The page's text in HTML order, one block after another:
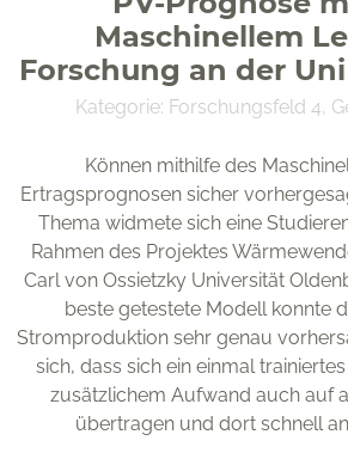
OFFIS e. V.
Escherweg 2
26121
Förderkennzeichen
Maschinellem
Forschung an der
Kategorie: Forschungsfeld 4,
Können mithilfe des
Ertragsprognosen sicher
Thema widmete sich eine
Rahmen des Projektes
Carl von Ossietzky Universität
beste getestete Modell konnte
Stromproduktion sehr genau
sich, dass sich ein einmal
zusätzlichem Aufwand auch auf
übertragen und dort schnell